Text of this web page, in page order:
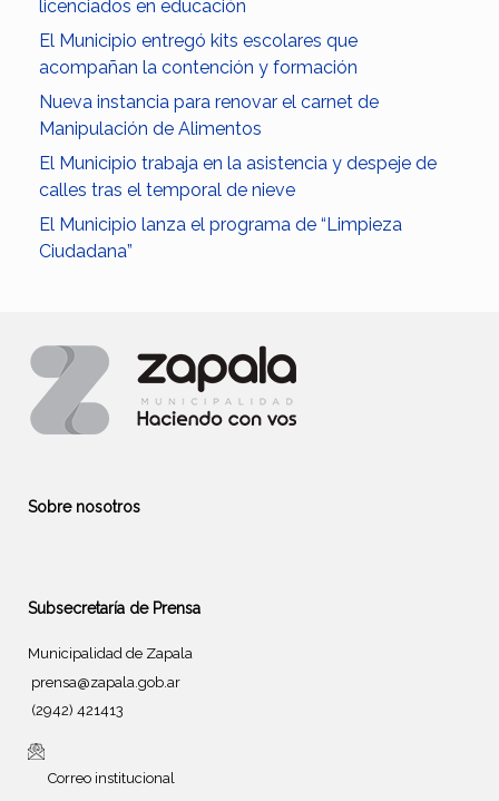
licenciados en educación
El Municipio entregó kits escolares que
acompañan la contención y formación
Nueva instancia para renovar el carnet de
Manipulación de Alimentos
El Municipio trabaja en la asistencia y despeje de
calles tras el temporal de nieve
El Municipio lanza el programa de “Limpieza
Ciudadana”
Sobre nosotros
Subsecretaría de Prensa
Municipalidad de Zapala
prensa@zapala.gob.ar
(2942) 421413
Correo institucional